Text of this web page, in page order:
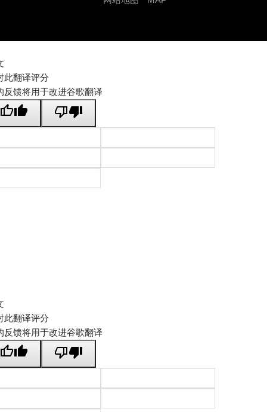
此翻译评分
反馈将用于改进谷歌翻译
此翻译评分
反馈将用于改进谷歌翻译